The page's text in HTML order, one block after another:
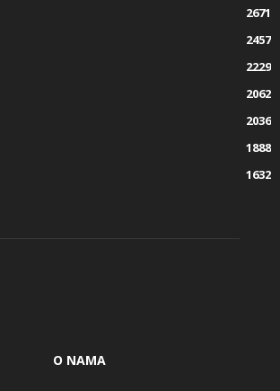
2671
2457
2229
2062
2036
1888
1632
O NAMA